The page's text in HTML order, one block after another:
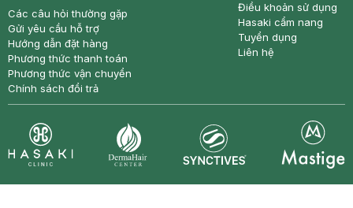
Các câu hỏi thường gặp
Gửi yêu cầu hỗ trợ
Hướng dẫn đặt hàng
Phương thức thanh toán
Phương thức vận chuyển
Chính sách đổi trả
Điều khoản sử dụng
Hasaki cẩm nang
Tuyển dụng
Liên hệ